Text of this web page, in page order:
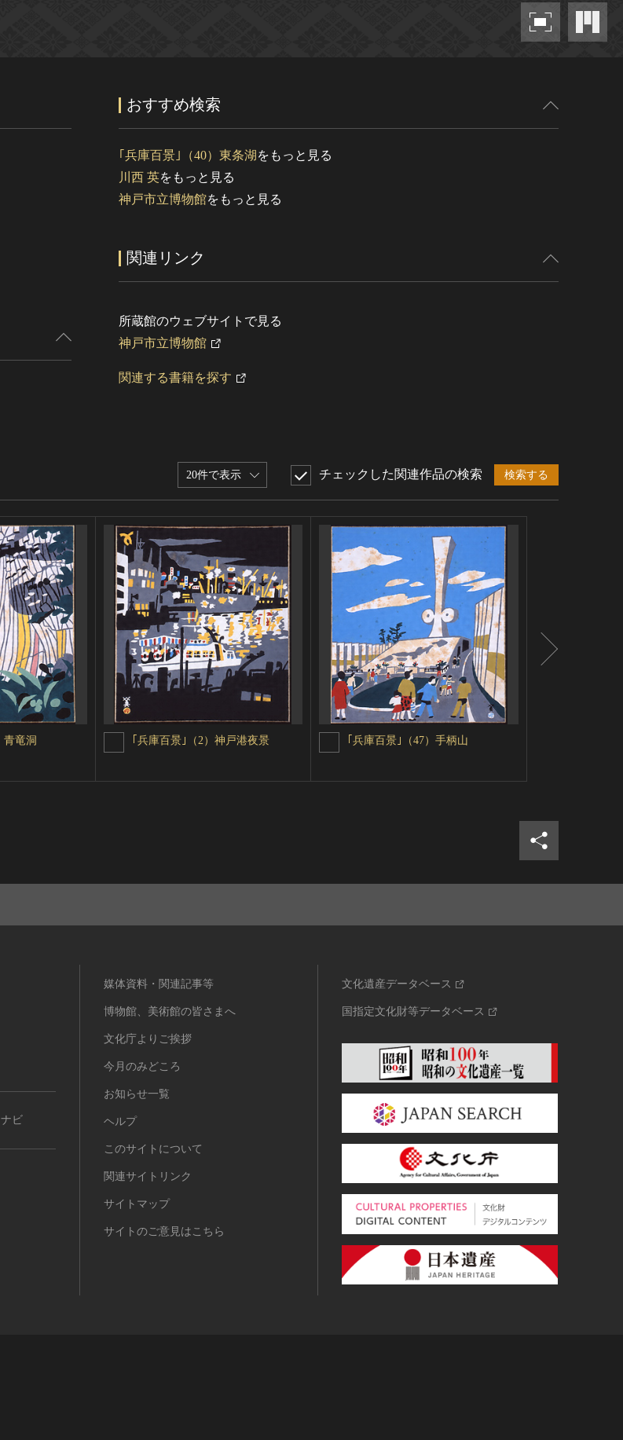
おすすめ検索
｢兵庫百景｣（40）東条湖 をもっと見る
川西 英をもっと見る
神戸市立博物館をもっと見る
関連リンク
所蔵館のウェブサイトで見る
神戸市立博物館
関連する書籍を探す
20件で表示 チェックした関連作品の検索 検索する
青竜洞 ｢兵庫百景｣（2）神戸港夜景 ｢兵庫百景｣（47）手柄山
ビ
媒体資料・関連記事等
博物館、美術館の皆さまへ
文化庁よりご挨拶
今月のみどころ
お知らせ一覧
ヘルプ
このサイトについて
関連サイトリンク
サイトマップ
サイトのご意見はこちら
文化遺産データベース
国指定文化財等データベース